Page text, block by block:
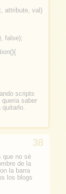
attribute, val)
false);
scripts
saber
quitarlo.
que no sé
de la
la barra
los blogs